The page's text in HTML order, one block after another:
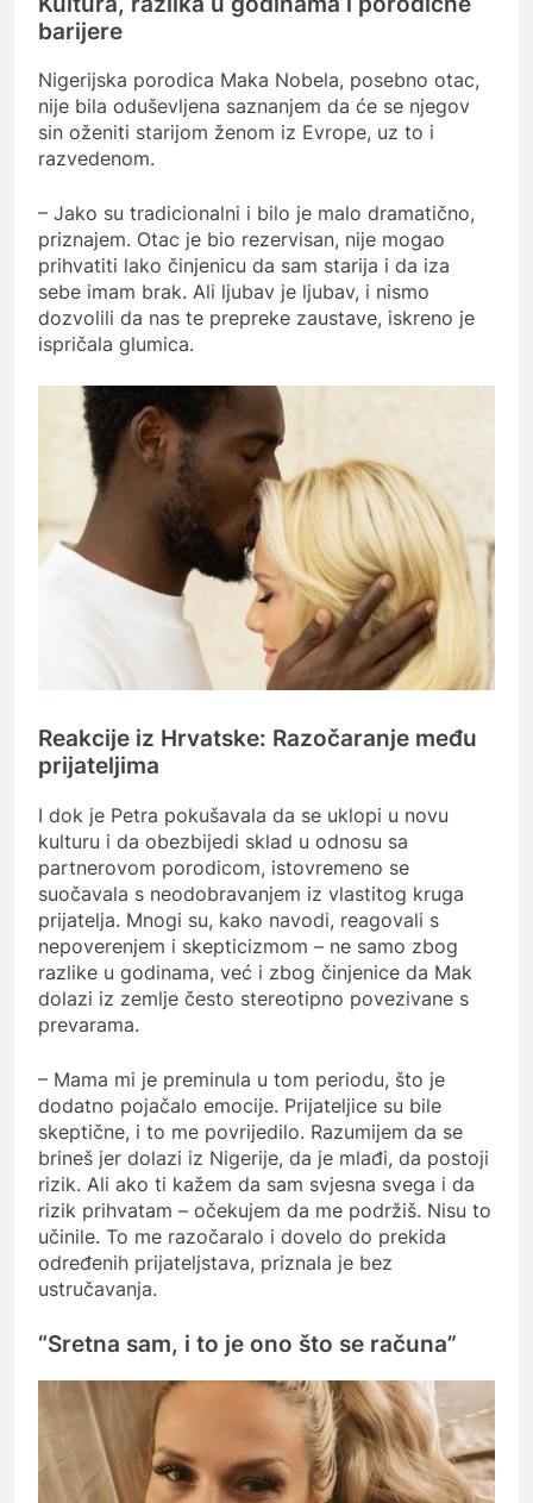
barijere
Nigerijska porodica Maka Nobela, posebno otac,
nije bila oduševljena saznanjem da će se njegov
sin oženiti starijom ženom iz Evrope, uz to i
razvedenom.
– Jako su tradicionalni i bilo je malo dramatično,
priznajem. Otac je bio rezervisan, nije mogao
prihvatiti lako činjenicu da sam starija i da iza
sebe imam brak. Ali ljubav je ljubav, i nismo
dozvolili da nas te prepreke zaustave, iskreno je
ispričala glumica.
Reakcije iz Hrvatske: Razočaranje među
prijateljima
I dok je Petra pokušavala da se uklopi u novu
kulturu i da obezbijedi sklad u odnosu sa
partnerovom porodicom, istovremeno se
suočavala s neodobravanjem iz vlastitog kruga
prijatelja. Mnogi su, kako navodi, reagovali s
nepoverenjem i skepticizmom – ne samo zbog
razlike u godinama, već i zbog činjenice da Mak
dolazi iz zemlje često stereotipno povezivane s
prevarama.
– Mama mi je preminula u tom periodu, što je
dodatno pojačalo emocije. Prijateljice su bile
skeptične, i to me povrijedilo. Razumijem da se
brineš jer dolazi iz Nigerije, da je mlađi, da postoji
rizik. Ali ako ti kažem da sam svjesna svega i da
rizik prihvatam – očekujem da me podržiš. Nisu to
učinile. To me razočaralo i dovelo do prekida
određenih prijateljstava, priznala je bez
ustručavanja.
“Sretna sam, i to je ono što se računa”